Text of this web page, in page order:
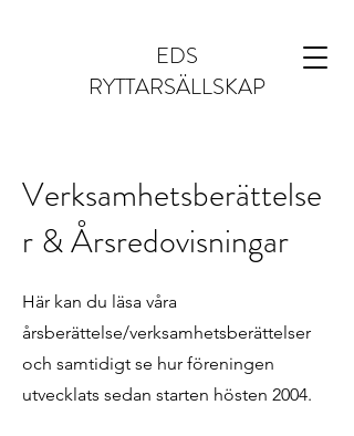
EDS
RYTTARSÄLLSKAP
Verksamhetsberättelse
r & Årsredovisningar
Här kan du läsa våra
årsberättelse/verksamhetsberättelser
och samtidigt se hur föreningen
utvecklats sedan starten hösten 2004.